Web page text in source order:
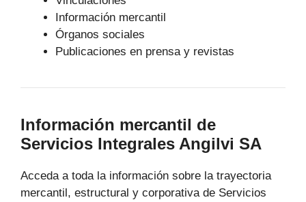
Información mercantil
Órganos sociales
Publicaciones en prensa y revistas
Información mercantil de
Servicios Integrales Angilvi SA
Acceda a toda la información sobre la trayectoria
mercantil, estructural y corporativa de Servicios